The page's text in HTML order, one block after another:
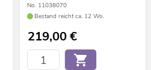
No. 11038070
Bestand reicht ca. 12 Wo.
219,00€